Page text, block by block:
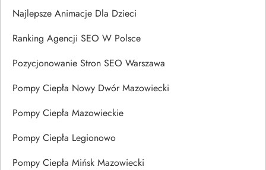
Najlepsze Animacje Dla Dzieci
Ranking Agencji SEO W Polsce
Pozycjonowanie Stron SEO Warszawa
Pompy Ciepła Nowy Dwór Mazowiecki
Pompy Ciepła Mazowieckie
Pompy Ciepła Legionowo
Pompy Ciepła Mińsk Mazowiecki